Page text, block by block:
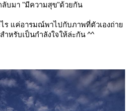
บมา "มีความสุข"ด้วยกัน
ร แค่อารมณ์พาไปกับภาพที่ตัวเองถ่า
ำหรับเป็นกำลังใจให้ล่ะกัน ^^